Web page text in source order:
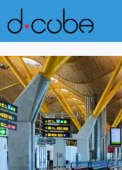
Skip
to
content